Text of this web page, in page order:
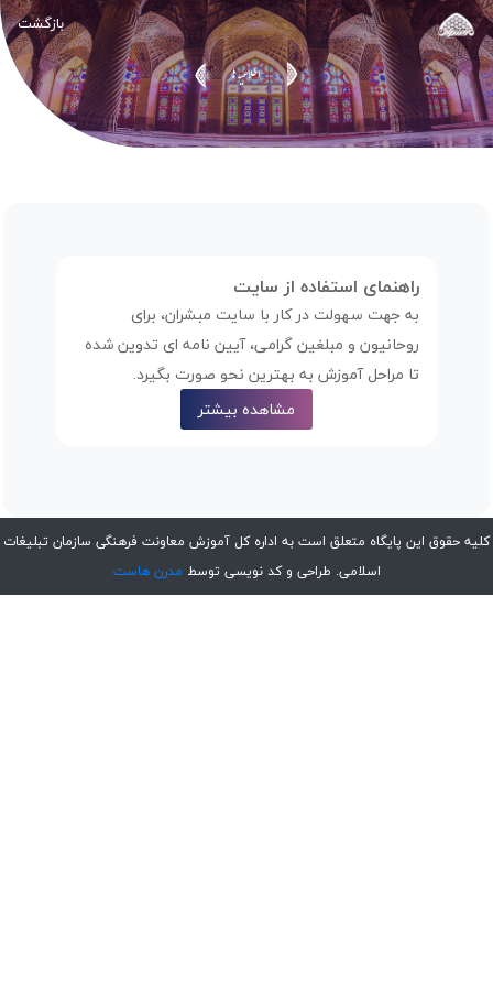
بازگشت
اطلاعیه ها
راهنمای استفاده از سایت
به جهت سهولت در کار با سایت مبشران، برای
روحانیون و مبلغین گرامی، آیین نامه ای تدوین شده
تا مراحل آموزش به بهترین نحو صورت بگیرد.
مشاهده بیشتر
کلیه حقوق این پایگاه متعلق است به اداره کل آموزش معاونت فرهنگی سازمان تبلیغات
اسلامی. طراحی و کد نویسی توسط مدرن هاست